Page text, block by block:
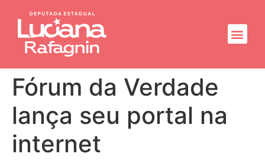
Fórum da Verdade
lança seu portal na
internet